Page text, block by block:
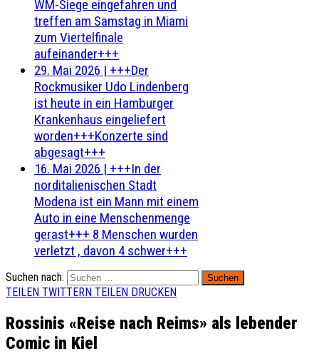
WM-Siege eingefahren und
treffen am Samstag in Miami
zum Viertelfinale
aufeinander+++
29. Mai 2026 | +++Der
Rockmusiker Udo Lindenberg
ist heute in ein Hamburger
Krankenhaus eingeliefert
worden+++Konzerte sind
abgesagt+++
16. Mai 2026 | +++In der
norditalienischen Stadt
Modena ist ein Mann mit einem
Auto in eine Menschenmenge
gerast+++ 8 Menschen wurden
verletzt , davon 4 schwer+++
Suchen nach:
TEILEN TWITTERN TEILEN DRUCKEN
Rossinis «Reise nach Reims» als lebender
Comic in Kiel